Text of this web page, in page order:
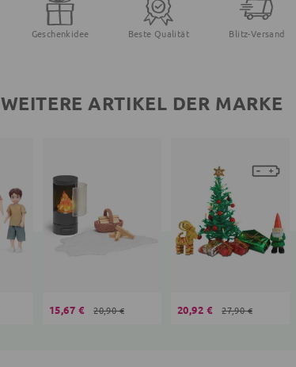
Geschenkidee Beste Qualität Blitz-Versand
WEITERE ARTIKEL DER MARKE
15,67 € 20,90 € 20,92 € 27,90 €